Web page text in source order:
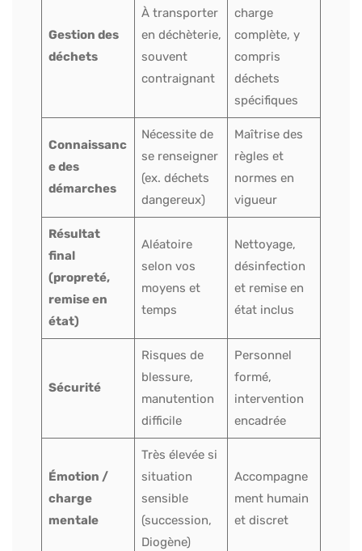
Gestion des
déchets
À transporter
en déchèterie,
souvent
contraignant
charge
complète, y
compris
déchets
spécifiques
Connaissanc
e des
démarches
Nécessite de
se renseigner
(ex. déchets
dangereux)
Maîtrise des
règles et
normes en
vigueur
Résultat
final
(propreté,
remise en
état)
Aléatoire
selon vos
moyens et
temps
Nettoyage,
désinfection
et remise en
état inclus
Sécurité
Risques de
blessure,
manutention
difficile
Personnel
formé,
intervention
encadrée
Émotion /
charge
mentale
Très élevée si
situation
sensible
(succession,
Diogène)
Accompagne
ment humain
et discret